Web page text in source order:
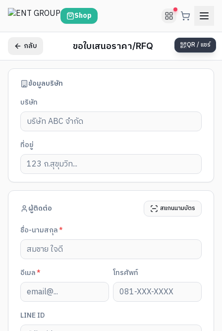
Shop
กลับ ขอใบเสนอราคา/RFQ
ข้อมูลบริษัท
บริษัท
ที่อยู่
ผู้ติดต่อ สแกนนามบัตร
ชื่อ-นามสกุล*
อีเมล* โทรศัพท์
LINE ID
QR / แชร์